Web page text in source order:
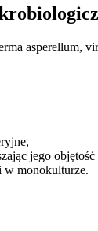
asperellum,
jego objętość
w monokulturze.